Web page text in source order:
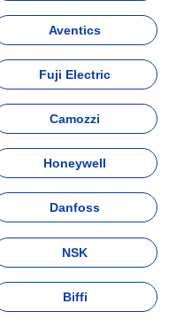
Aventics
Fuji Electric
Camozzi
Honeywell
Danfoss
NSK
Biffi